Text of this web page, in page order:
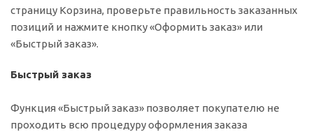
страницу Корзина, проверьте правильность заказанных
позиций и нажмите кнопку «Оформить заказ» или
«Быстрый заказ».
Быстрый заказ
Функция «Быстрый заказ» позволяет покупателю не
проходить всю процедуру оформления заказа